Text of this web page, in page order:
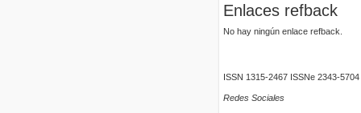
Enlaces refback
No hay ningún enlace refback.
ISSN 1315-2467 ISSNe 2343-5704
Redes Sociales